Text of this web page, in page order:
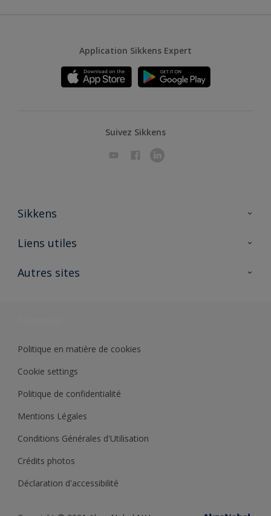
Application Sikkens Expert
Suivez Sikkens
Sikkens
A propos de Sikkens
Liens utiles
Ouvrir un magasin PASS
Autres sites
Politique en matière de cookies
Cookie settings
Politique de confidentialité
Mentions Légales
Conditions Générales d'Utilisation
Crédits photos
Déclaration d'accessibilité